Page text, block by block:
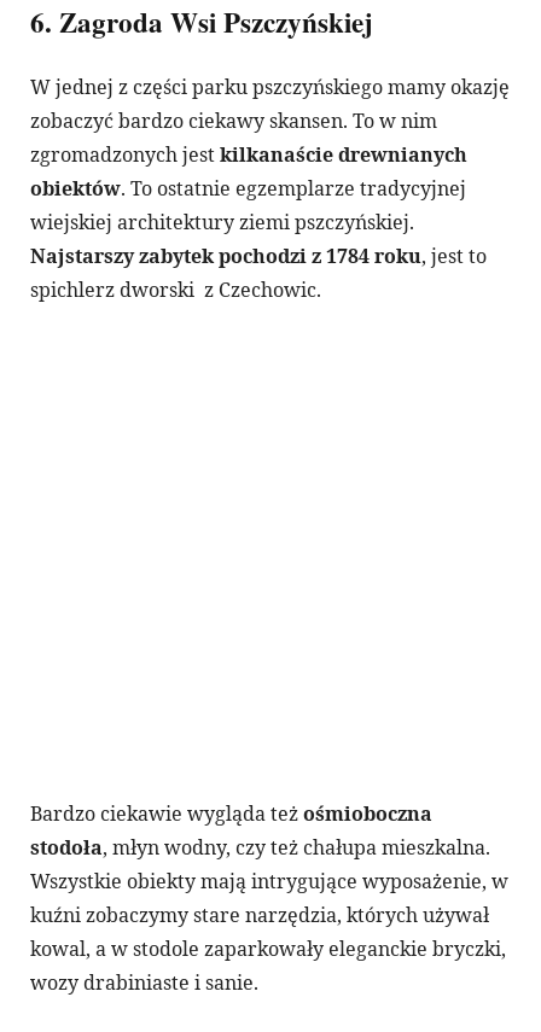
6. Zagroda Wsi Pszczyńskiej
W jednej z części parku pszczyńskiego mamy okazję
zobaczyć bardzo ciekawy skansen. To w nim
zgromadzonych jestkilkanaście drewnianych
obiektów. To ostatnie egzemplarze tradycyjnej
wiejskiej architektury ziemi pszczyńskiej.
Najstarszy zabytek pochodzi z 1784 roku, jest to
spichlerz dworski z Czechowic.
Bardzo ciekawie wygląda teżośmioboczna
stodoła, młyn wodny, czy też chałupa mieszkalna.
Wszystkie obiekty mają intrygujące wyposażenie, w
kuźni zobaczymy stare narzędzia, których używał
kowal, a w stodole zaparkowały eleganckie bryczki,
wozy drabiniaste i sanie.